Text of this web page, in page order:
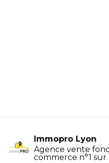
Immopro Lyon
Agence vente
commerce n°1 sur